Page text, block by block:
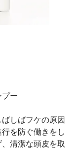
プー
しばフケの原因
を防ぐ働きをし
清潔な頭皮を取